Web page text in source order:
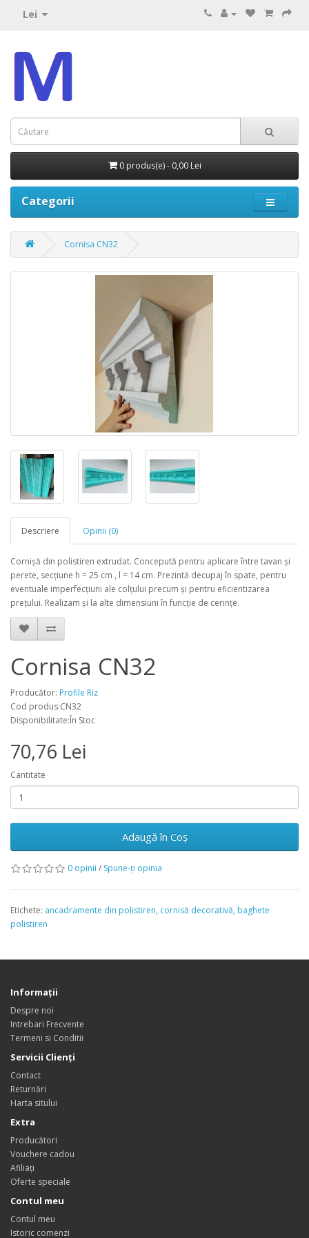
Lei
0 produs(e) - 0,00 Lei
Categorii
Cornisa CN32
Descriere Opinii (0)
Cornișă din polistiren extrudat. Concepută pentru aplicare între tavan și
perete, secțiune h = 25 cm , l = 14 cm. Prezintă decupaj în spate, pentru
eventuale imperfecțiuni ale colțului precum și pentru eficientizarea
prețului. Realizam și la alte dimensiuni în funcție de cerințe.
Cornisa CN32
Producător: Profile Riz
Cod produs:CN32
Disponibilitate:În Stoc
70,76 Lei
Cantitate
Adaugă în Coş
0 opinii / Spune-ţi opinia
Etichete: ancadramente din polistiren, cornisă decorativă, baghete
polistiren
Informaţii
Despre noi
Intrebari Frecvente
Termeni si Conditii
Servicii Clienţi
Contact
Returnări
Harta sitului
Extra
Producători
Vouchere cadou
Afiliaţi
Oferte speciale
Contul meu
Contul meu
Istoric comenzi